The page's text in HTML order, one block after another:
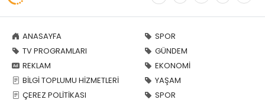
ANASAYFA
TV PROGRAMLARI
REKLAM
BİLGİ TOPLUMU HİZMETLERİ
ÇEREZ POLİTİKASI
SPOR
GÜNDEM
EKONOMİ
YAŞAM
SPOR